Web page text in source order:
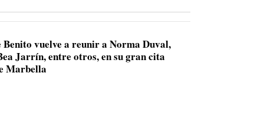
vuelve a reunir a Norma Duval,
Jarrín, entre otros, en su gran cita
Marbella